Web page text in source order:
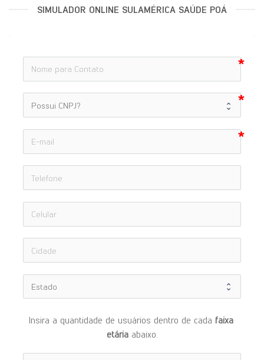
SIMULADOR ONLINE SULAMÉRICA SAÚDE POÁ
Insira a quantidade de usuários dentro de cada faixa
etária abaixo.